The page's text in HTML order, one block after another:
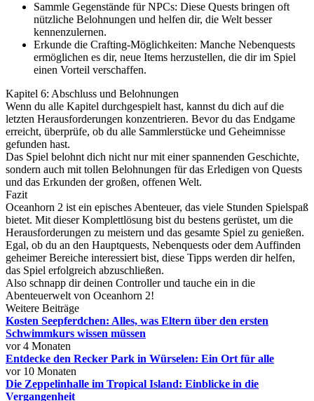
Sammle Gegenstände für NPCs: Diese Quests bringen oft
nützliche Belohnungen und helfen dir, die Welt besser
kennenzulernen.
Erkunde die Crafting-Möglichkeiten: Manche Nebenquests
ermöglichen es dir, neue Items herzustellen, die dir im Spiel
einen Vorteil verschaffen.
Kapitel 6: Abschluss und Belohnungen
Wenn du alle Kapitel durchgespielt hast, kannst du dich auf die
letzten Herausforderungen konzentrieren. Bevor du das Endgame
erreicht, überprüfe, ob du alle Sammlerstücke und Geheimnisse
gefunden hast.
Das Spiel belohnt dich nicht nur mit einer spannenden Geschichte,
sondern auch mit tollen Belohnungen für das Erledigen von Quests
und das Erkunden der großen, offenen Welt.
Fazit
Oceanhorn 2 ist ein episches Abenteuer, das viele Stunden Spielspaß
bietet. Mit dieser Komplettlösung bist du bestens gerüstet, um die
Herausforderungen zu meistern und das gesamte Spiel zu genießen.
Egal, ob du an den Hauptquests, Nebenquests oder dem Auffinden
geheimer Bereiche interessiert bist, diese Tipps werden dir helfen,
das Spiel erfolgreich abzuschließen.
Also schnapp dir deinen Controller und tauche ein in die
Abenteuerwelt von Oceanhorn 2!
Weitere Beiträge
Kosten Seepferdchen: Alles, was Eltern über den ersten
Schwimmkurs wissen müssen
vor 4 Monaten
Entdecke den Recker Park in Würselen: Ein Ort für alle
vor 10 Monaten
Die Zeppelinhalle im Tropical Island: Einblicke in die
Vergangenheit